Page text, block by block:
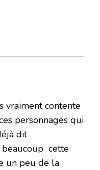
vraiment contente
personnages qui
dit
beaucoup cette
un peu de la